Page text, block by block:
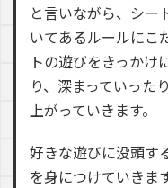
と言いながら、シー
いてあるルールにこ
トの遊びをきっかけ
り、深まっていった
上がっていきます。
好きな遊びに没頭す
を身につけていきま